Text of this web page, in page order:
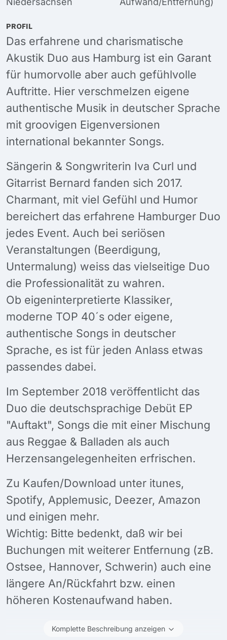
PROFIL
Das erfahrene und charismatische
Akustik Duo aus Hamburg ist ein Garant
für humorvolle aber auch gefühlvolle
Auftritte. Hier verschmelzen eigene
authentische Musik in deutscher Sprache
mit groovigen Eigenversionen
international bekannter Songs.
Sängerin & Songwriterin Iva Curl und
Gitarrist Bernard fanden sich 2017.
Charmant, mit viel Gefühl und Humor
bereichert das erfahrene Hamburger Duo
jedes Event. Auch bei seriösen
Veranstaltungen (Beerdigung,
Untermalung) weiss das vielseitige Duo
die Professionalität zu wahren.
Ob eigeninterpretierte Klassiker,
moderne TOP 40´s oder eigene,
authentische Songs in deutscher
Sprache, es ist für jeden Anlass etwas
passendes dabei.
Im September 2018 veröffentlicht das
Duo die deutschsprachige Debüt EP
"Auftakt", Songs die mit einer Mischung
aus Reggae & Balladen als auch
Herzensangelegenheiten erfrischen.
Zu Kaufen/Download unter itunes,
Spotify, Applemusic, Deezer, Amazon
und einigen mehr.
Wichtig: Bitte bedenkt, daß wir bei
Buchungen mit weiterer Entfernung (zB.
Ostsee, Hannover, Schwerin) auch eine
längere An/Rückfahrt bzw. einen
höheren Kostenaufwand haben.
Komplette Beschreibung anzeigen